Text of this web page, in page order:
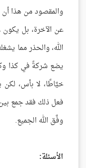
والمقصود من هذا أن
عن الآخرة، بل يكون
الله، والحذر مما
يضع شركةً في كذا
خيَّاطًا، لا بأس،
فعل ذلك فقد جمع
وفَّق الله الجميع.
الأسئلة: